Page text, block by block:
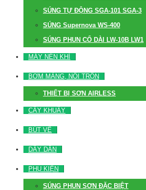
SÚNG TỰ ĐỘNG SGA-101 SGA-3
SÚNG Supernova WS-400
SÚNG PHUN CỔ DÀI LW-10B LW1
MÁY NÉN KHÍ
BƠM MÀNG, NỒI TRỘN
THIẾT BỊ SƠN AIRLESS
CÂY KHUẤY
BÚT VẼ
DÂY DẪN
PHỤ KIỆN
SÚNG PHUN SƠN ĐẶC BIỆT